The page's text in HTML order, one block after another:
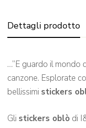
Dettagli prodotto
…”E guardo il mondo
canzone. Esplorate
bellissimi stickers
Gli stickers oblò di